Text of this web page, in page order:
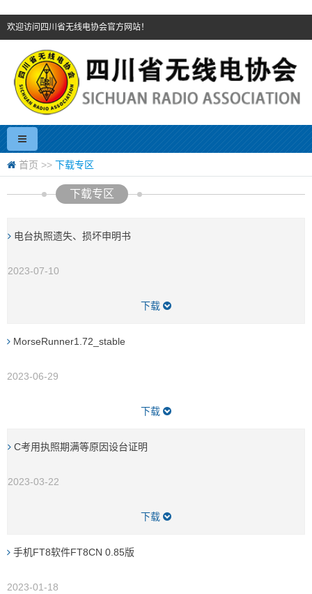
欢迎访问四川省无线电协会官方网站！
首页 >> 下载专区
下载专区
电台执照遗失、损坏申明书
2023-07-10
下载
MorseRunner1.72_stable
2023-06-29
下载
C考用执照期满等原因设台证明
2023-03-22
下载
手机FT8软件FT8CN 0.85版
2023-01-18